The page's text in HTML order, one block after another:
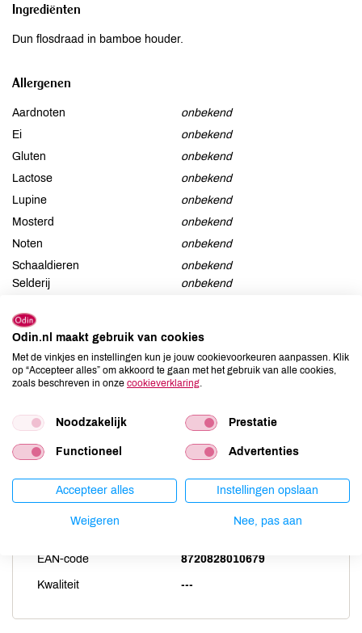
Ingrediënten
Dun flosdraad in bamboe houder.
Allergenen
Aardnoten
onbekend
Ei
onbekend
Gluten
onbekend
Lactose
onbekend
Lupine
onbekend
Mosterd
onbekend
Noten
onbekend
Schaaldieren
onbekend
Selderij
onbekend
Soja
Weekdieren
onbekend
Productspecificaties
EAN-code 8720828010679
Kwaliteit ---
Odin.nl maakt gebruik van cookies
Met de vinkjes en instellingen kun je jouw cookievoorkeuren aanpassen. Klik
op “Accepteer alles” om akkoord te gaan met het gebruik van alle cookies,
zoals beschreven in onze cookieverklaring
Noodzakelijk Prestatie
Functioneel Advertenties
Accepteer alles Instellingen opslaan
Weigeren Nee, pas aan